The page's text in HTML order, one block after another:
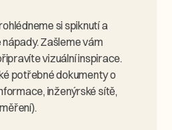
si spiknutí a
Zašleme vám
vizuální inspirace.
potřebné dokumenty o
inženýrské sítě,